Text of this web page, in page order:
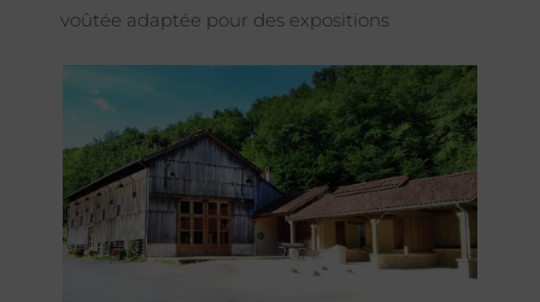
voûtée adaptée pour des expositions